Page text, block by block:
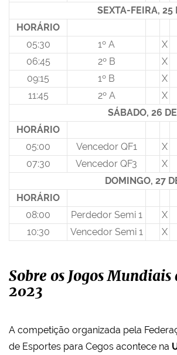
SEXTA-FEIRA, 25
HORÁRIO
05:30
1º A X
06:45
2º B X
09:15
1º B X
11:45
2º A X
SÁBADO, 26
HORÁRIO
05:00
Vencedor QF1 X
07:30
Vencedor QF3 X
DOMINGO, 27
HORÁRIO
08:00
Perdedor Semi 1 X
10:30
Vencedor Semi 1 X
Sobre os Jogos Mundiais
2023
A competição organizada pela
de Esportes para Cegos acontece na